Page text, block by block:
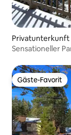
Privatunterkunft
Sensationeller
Gäste-Favorit
Gäste-Favorit